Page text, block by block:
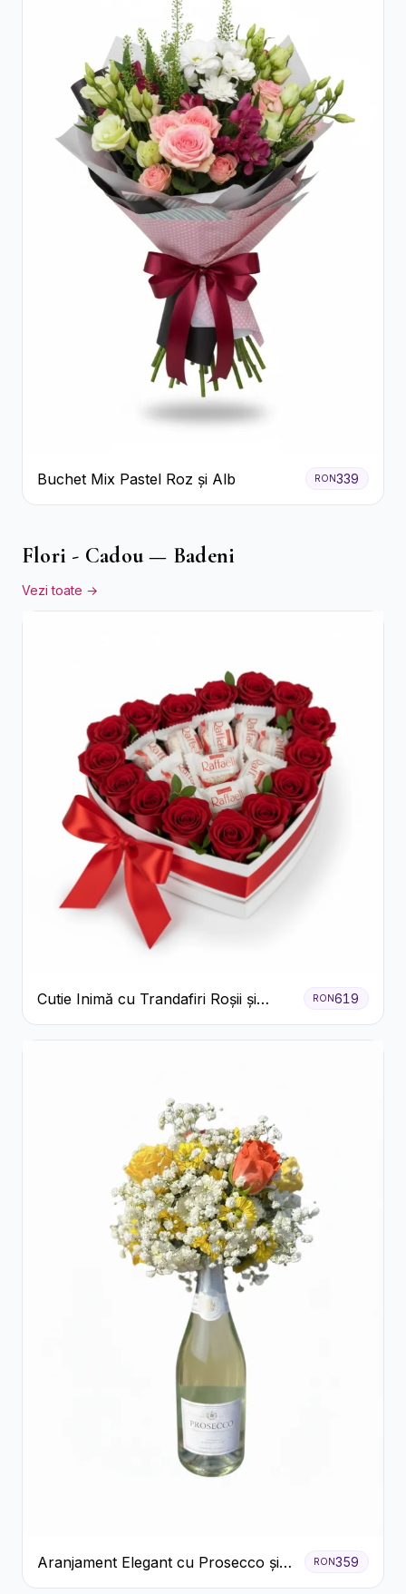
Buchet Mix Pastel Roz și Alb RON339
Flori - Cadou — Badeni
Vezi toate →
Cutie Inimă cu Trandafiri Roșii și
Bomboane Raffaello
RON619
Aranjament Elegant cu Prosecco și
Flori Galbene.
RON359